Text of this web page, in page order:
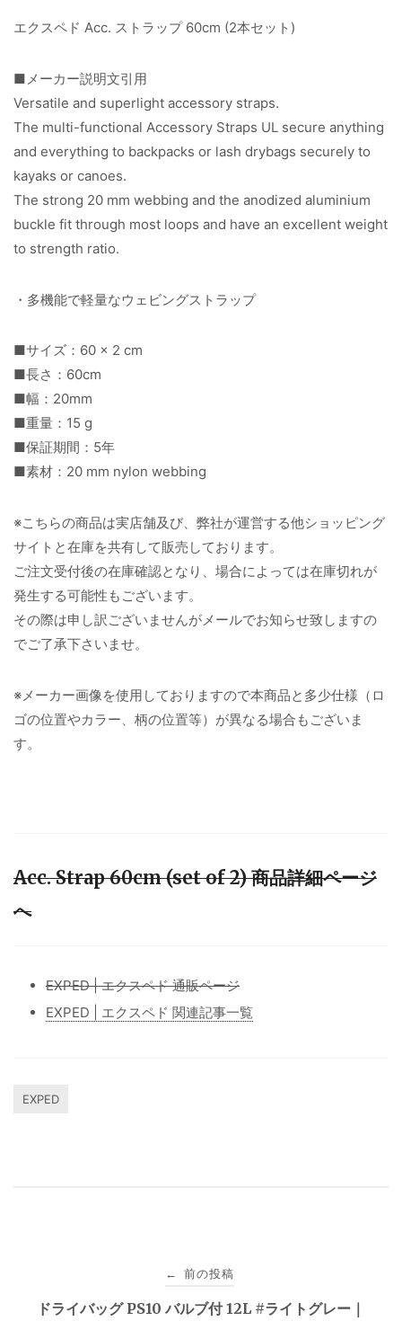
エクスペド Acc. ストラップ 60cm (2本セット)
■メーカー説明文引用
Versatile and superlight accessory straps.
The multi-functional Accessory Straps UL secure anything
and everything to backpacks or lash drybags securely to
kayaks or canoes.
The strong 20 mm webbing and the anodized aluminium
buckle fit through most loops and have an excellent weight
to strength ratio.
・多機能で軽量なウェビングストラップ
■サイズ：60 × 2 cm
■長さ：60cm
■幅：20mm
■重量：15 g
■保証期間：5年
■素材：20 mm nylon webbing
※こちらの商品は実店舗及び、弊社が運営する他ショッピング
サイトと在庫を共有して販売しております。
ご注文受付後の在庫確認となり、場合によっては在庫切れが
発生する可能性もございます。
その際は申し訳ございませんがメールでお知らせ致しますの
でご了承下さいませ。
※メーカー画像を使用しておりますので本商品と多少仕様（ロ
ゴの位置やカラー、柄の位置等）が異なる場合もございま
す。
Acc. Strap 60cm (set of 2) 商品詳細ページ
へ
EXPED | エクスペド 通販ページ
EXPED | エクスペド 関連記事一覧
EXPED
← 前の投稿
ドライバッグ PS10 バルブ付 12L #ライトグレー｜